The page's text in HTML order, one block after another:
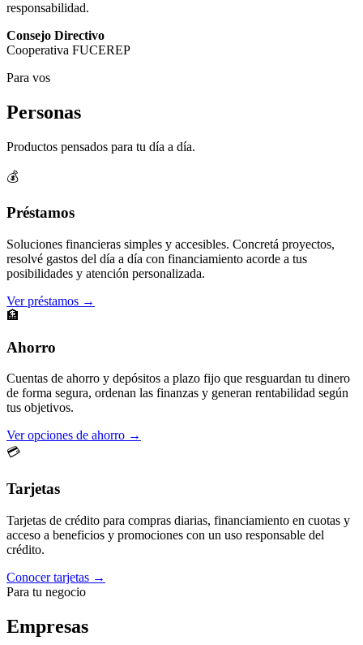
responsabilidad.
Consejo Directivo
Cooperativa FUCEREP
Para vos
Personas
Productos pensados para tu día a día.
💰
Préstamos
Soluciones financieras simples y accesibles. Concretá proyectos,
resolvé gastos del día a día con financiamiento acorde a tus
posibilidades y atención personalizada.
Ver préstamos →
🏦
Ahorro
Cuentas de ahorro y depósitos a plazo fijo que resguardan tu dinero
de forma segura, ordenan las finanzas y generan rentabilidad según
tus objetivos.
Ver opciones de ahorro →
💳
Tarjetas
Tarjetas de crédito para compras diarias, financiamiento en cuotas y
acceso a beneficios y promociones con un uso responsable del
crédito.
Conocer tarjetas →
Para tu negocio
Empresas